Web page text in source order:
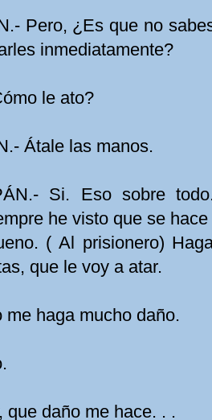
Pero, ¿Es que no
inmediatamente?
le ato?
Átale las manos.
Si. Eso sobre
he visto que se
( Al prisionero)
que le voy a atar.
me haga mucho daño.
que daño me hace. . .